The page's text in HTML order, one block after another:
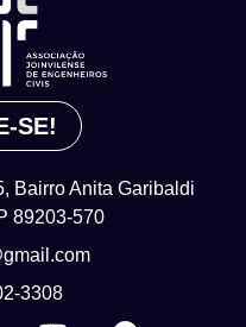
SE!
Bairro Anita Garibaldi
89203-570
3308